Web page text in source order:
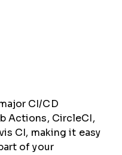
CI/CD
Actions, CircleCI,
CI, making it easy
of your